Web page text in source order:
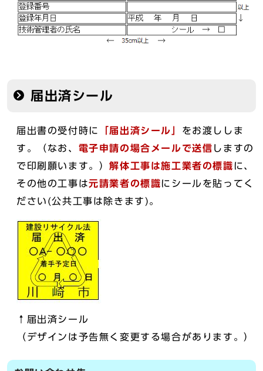
届出済シール
届出書の受付時に 「届出済シール」 をお渡ししま
す。（なお、 電子申請の場合メールで送信 しますの
で印刷願います。）解体工事は施工業者の標識 に、
その他の工事は元請業者の標識にシールを貼ってく
ださい(公共工事は除きます)。
↑届出済シール
（デザインは予告無く変更する場合があります。）